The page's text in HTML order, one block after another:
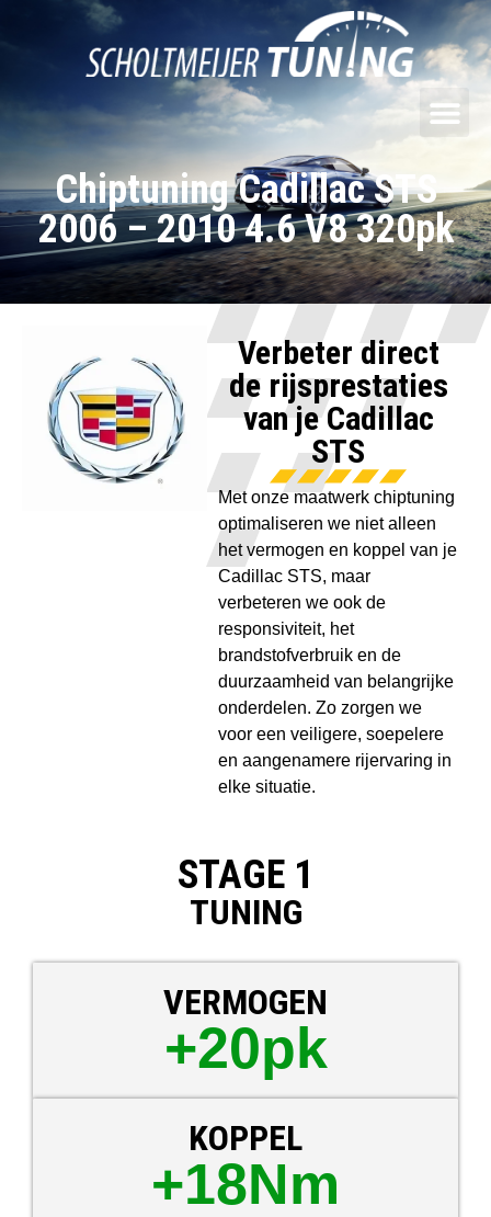
Chiptuning Cadillac STS
2006 – 2010 4.6 V8 320pk
Verbeter direct
de rijsprestaties
van je Cadillac
STS
Met onze maatwerk chiptuning
optimaliseren we niet alleen
het vermogen en koppel van je
Cadillac STS, maar
verbeteren we ook de
responsiviteit, het
brandstofverbruik en de
duurzaamheid van belangrijke
onderdelen. Zo zorgen we
voor een veiligere, soepelere
en aangenamere rijervaring in
elke situatie.
STAGE 1
TUNING
VERMOGEN
+20pk
KOPPEL
+18Nm